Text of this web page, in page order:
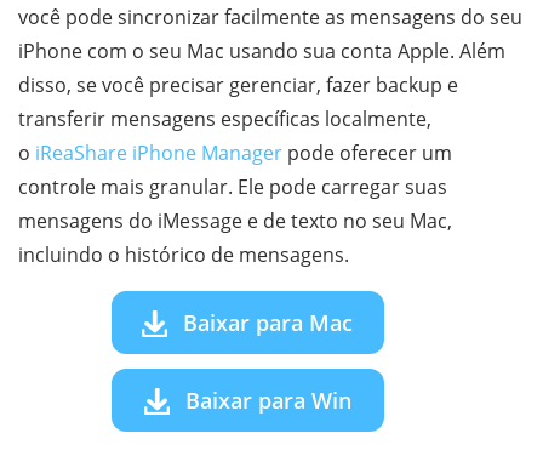
você pode sincronizar facilmente as mensagens do seu
iPhone com o seu Mac usando sua conta Apple. Além
disso, se você precisar gerenciar, fazer backup e
transferir mensagens específicas localmente,
o iReaShare iPhone Manager pode oferecer um
controle mais granular. Ele pode carregar suas
mensagens do iMessage e de texto no seu Mac,
incluindo o histórico de mensagens.
Baixar para Mac
Baixar para Win